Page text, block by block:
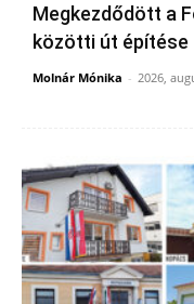
Megkezdődött a
közötti út építése
Molnár Mónika - 2026,